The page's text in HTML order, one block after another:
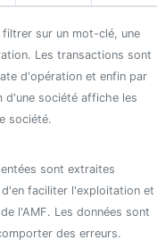
sur un mot-clé, une
Les transactions sont
d'opération et enfin par
d'une société affiche les
société.
sont extraites
faciliter l'exploitation et
l'AMF. Les données sont
des erreurs.